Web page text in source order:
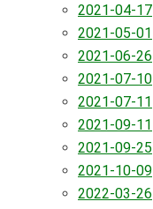
2021-04-17
2021-05-01
2021-06-26
2021-07-10
2021-07-11
2021-09-11
2021-09-25
2021-10-09
2022-03-26